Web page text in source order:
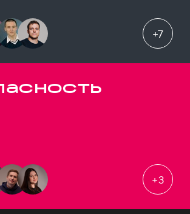
+7
+3